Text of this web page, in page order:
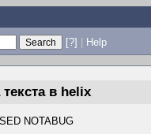
[?] | Help
текста в helix
NOTABUG